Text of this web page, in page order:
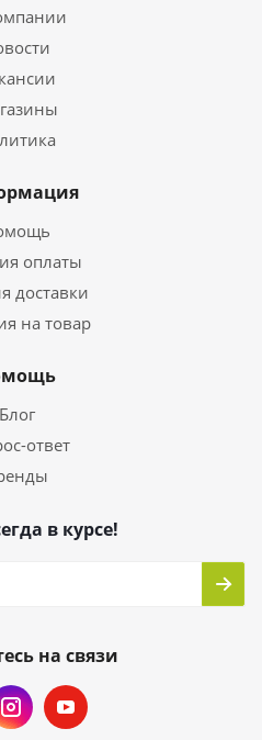
оплаты
доставки
на товар
Блог
ответ
в курсе!
на связи